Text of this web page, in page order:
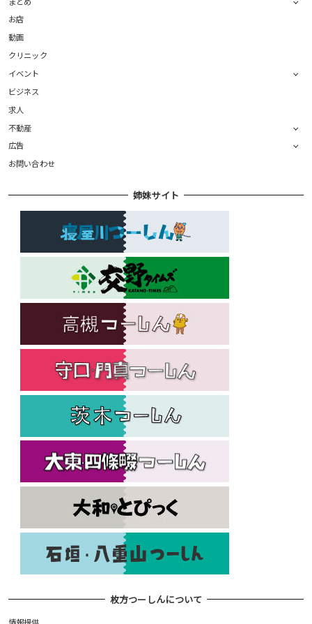
お店
動画
クリニック
イベント
ビジネス
求人
不動産
広告
お問い合わせ
姉妹サイト
枚方つーしんについて